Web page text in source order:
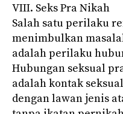
VIII. Seks Pra Nikah
Salah satu perilaku
menimbulkan
adalah perilaku
Hubungan seksual
adalah kontak
dengan lawan jenis